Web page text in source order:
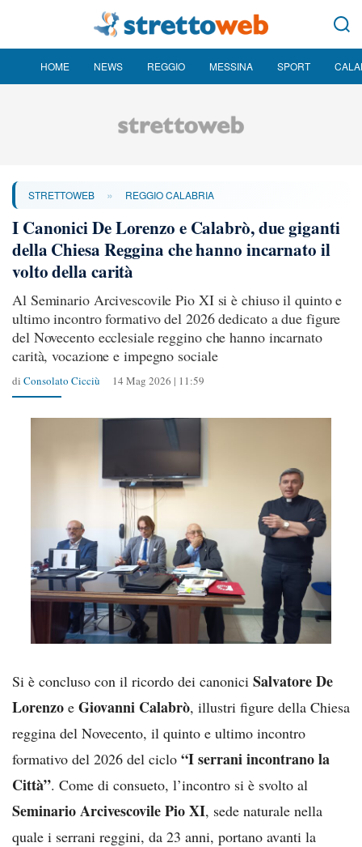
HOME NEWS REGGIO MESSINA SPORT
STRETTOWEB » REGGIO CALABRIA
I Canonici De Lorenzo e Calabrò, due giganti
della Chiesa Reggina che hanno incarnato il
volto della carità
Al Seminario Arcivescovile Pio XI si è chiuso il quinto e
ultimo incontro formativo del 2026 dedicato a due figure
del Novecento ecclesiale reggino che hanno incarnato
carità, vocazione e impegno sociale
di Consolato Cicciù 14 Mag 2026 | 11:59
Si è concluso con il ricordo dei canonici Salvatore De
Lorenzo e Giovanni Calabrò, illustri figure della Chiesa
reggina del Novecento, il quinto e ultimo incontro
formativo del 2026 del ciclo “I serrani incontrano la
Città”. Come di consueto, l’incontro si è svolto al
Seminario Arcivescovile Pio XI, sede naturale nella
quale i serrani reggini, da 23 anni, portano avanti la